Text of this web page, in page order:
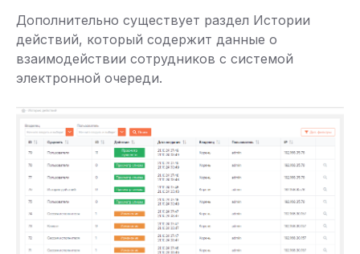
Дополнительно существует раздел Истории
действий, который содержит данные о
взаимодействии сотрудников с системой
электронной очереди.